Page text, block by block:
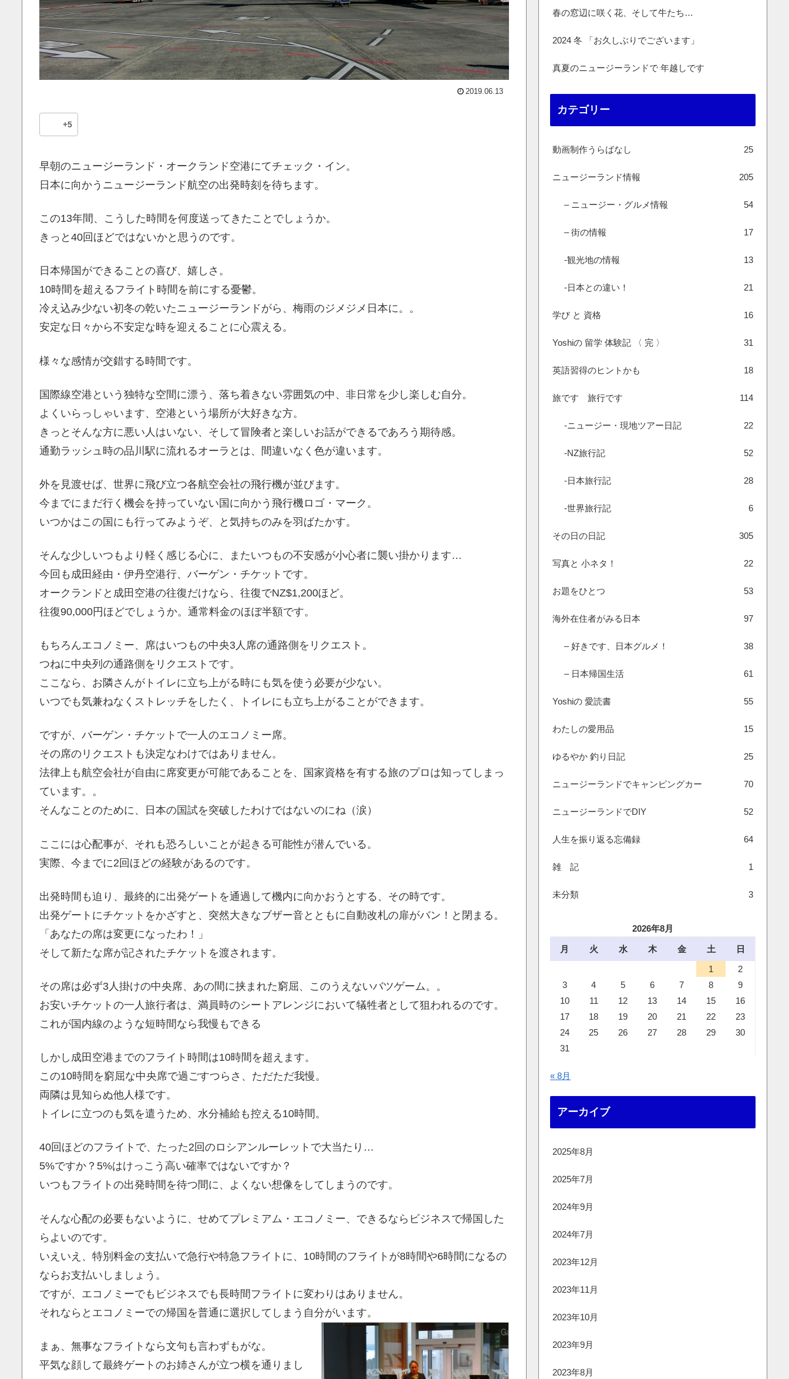
2019.06.13
+5
早朝のニュージーランド・オークランド空港にてチェック・イン。
日本に向かうニュージーランド航空の出発時刻を待ちます。
この13年間、こうした時間を何度送ってきたことでしょうか。
きっと40回ほどではないかと思うのです。
日本帰国ができることの喜び、嬉しさ。
10時間を超えるフライト時間を前にする憂鬱。
冷え込み少ない初冬の乾いたニュージーランドがら、梅雨のジメジメ日本に。。
安定な日々から不安定な時を迎えることに心震える。
様々な感情が交錯する時間です。
国際線空港という独特な空間に漂う、落ち着きない雰囲気の中、非日常を少し楽しむ自分。
よくいらっしゃいます、空港という場所が大好きな方。
きっとそんな方に悪い人はいない、そして冒険者と楽しいお話ができるであろう期待感。
通勤ラッシュ時の品川駅に流れるオーラとは、間違いなく色が違います。
外を見渡せば、世界に飛び立つ各航空会社の飛行機が並びます。
今までにまだ行く機会を持っていない国に向かう飛行機ロゴ・マーク。
いつかはこの国にも行ってみようぞ、と気持ちのみを羽ばたかす。
そんな少しいつもより軽く感じる心に、またいつもの不安感が小心者に襲い掛かります…
今回も成田経由・伊丹空港行、バーゲン・チケットです。
オークランドと成田空港の往復だけなら、往復でNZ$1,200ほど。
往復90,000円ほどでしょうか。通常料金のほぼ半額です。
もちろんエコノミー、席はいつもの中央3人席の通路側をリクエスト。
つねに中央列の通路側をリクエストです。
ここなら、お隣さんがトイレに立ち上がる時にも気を使う必要が少ない。
いつでも気兼ねなくストレッチをしたく、トイレにも立ち上がることができます。
ですが、バーゲン・チケットで一人のエコノミー席。
その席のリクエストも決定なわけではありません。
法律上も航空会社が自由に席変更が可能であることを、国家資格を有する旅のプロは知ってしまっ
ています。。
そんなことのために、日本の国試を突破したわけではないのにね（涙）
ここには心配事が、それも恐ろしいことが起きる可能性が潜んでいる。
実際、今までに2回ほどの経験があるのです。
出発時間も迫り、最終的に出発ゲートを通過して機内に向かおうとする、その時です。
出発ゲートにチケットをかざすと、突然大きなブザー音とともに自動改札の扉がバン！と閉まる。
「あなたの席は変更になったわ！」
そして新たな席が記されたチケットを渡されます。
その席は必ず3人掛けの中央席、あの間に挟まれた窮屈、このうえないバツゲーム。。
お安いチケットの一人旅行者は、満員時のシートアレンジにおいて犠牲者として狙われるのです。
これが国内線のような短時間なら我慢もできる
しかし成田空港までのフライト時間は10時間を超えます。
この10時間を窮屈な中央席で過ごすつらさ、ただただ我慢。
両隣は見知らぬ他人様です。
トイレに立つのも気を遣うため、水分補給も控える10時間。
40回ほどのフライトで、たった2回のロシアンルーレットで大当たり…
5%ですか？5%はけっこう高い確率ではないですか？
いつもフライトの出発時間を待つ間に、よくない想像をしてしまうのです。
そんな心配の必要もないように、せめてプレミアム・エコノミー、できるならビジネスで帰国した
らよいのです。
いえいえ、特別料金の支払いで急行や特急フライトに、10時間のフライトが8時間や6時間になるの
ならお支払いしましょう。
ですが、エコノミーでもビジネスでも長時間フライトに変わりはありません。
それならとエコノミーでの帰国を普通に選択してしまう自分がいます。
まぁ、無事なフライトなら文句も言わずもがな。
平気な顔して最終ゲートのお姉さんが立つ横を通りまし
春の窓辺に咲く花、そして牛たち…
2024 冬 「お久しぶりでございます」
真夏のニュージーランドで 年越しです
カテゴリー
動画制作うらばなし 25
ニュージーランド情報 205
– ニュージー・グルメ情報 54
– 街の情報 17
-観光地の情報 13
-日本との違い！ 21
学び と 資格 16
Yoshiの 留学 体験記 〈 完 〉 31
英語習得のヒントかも 18
旅です 旅行です 114
-ニュージー・現地ツアー日記 22
-NZ旅行記 52
-日本旅行記 28
-世界旅行記 6
その日の日記 305
写真と 小ネタ！ 22
お題をひとつ 53
海外在住者がみる日本 97
– 好きです、日本グルメ！ 38
– 日本帰国生活 61
Yoshiの 愛読書 55
わたしの愛用品 15
ゆるやか 釣り日記 25
ニュージーランドでキャンピングカー 70
ニュージーランドでDIY 52
人生を振り返る忘備録 64
雑 記 1
未分類 3
2026年8月
月 火 水 木 金 土
日
1
2
3
4 5 6 7 8
9
10
11 12 13 14 15
16
17
18 19 20 21 22
23
24
25 26 27 28 29
30
31
« 8月
アーカイブ
2025年8月
2025年7月
2024年9月
2024年7月
2023年12月
2023年11月
2023年10月
2023年9月
2023年8月